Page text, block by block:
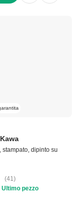
stampato, dipinto su
(41)
Ultimo pezzo